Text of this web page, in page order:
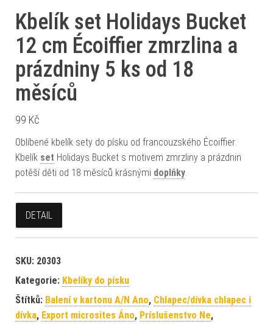
Kbelík set Holidays Bucket
12 cm Écoiffier zmrzlina a
prázdniny 5 ks od 18
měsíců
99 Kč
Oblíbené kbelík sety do písku od francouzského Écoiffier.
Kbelík set Holidays Bucket s motivem zmrzliny a prázdnin
potěší děti od 18 měsíců krásnými doplňky.
DETAIL
SKU: 20303
Kategorie: Kbelíky do písku
Štítků: Balení v kartonu A/N Ano, Chlapec/dívka chlapec i
dívka, Export microsites Áno, Príslušenstvo Ne,